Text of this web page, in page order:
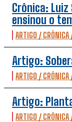
Crônica:
ensinou o
ARTIGO / CRÔNICA
Artigo:
ARTIGO / CRÔNICA
Artigo:
ARTIGO / CRÔNICA